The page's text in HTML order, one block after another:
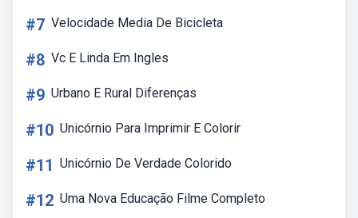
#7 Velocidade Media De Bicicleta
#8 Vc E Linda Em Ingles
#9 Urbano E Rural Diferenças
#10 Unicórnio Para Imprimir E Colorir
#11 Unicórnio De Verdade Colorido
#12 Uma Nova Educação Filme Completo